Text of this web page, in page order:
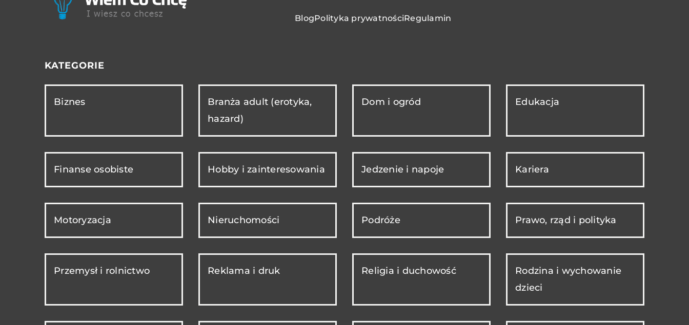
BlogPolityka prywatnościRegulamin
KATEGORIE
Biznes
Branża adult (erotyka,
hazard)
Dom i ogród Edukacja
Finanse osobiste Hobby i zainteresowania Jedzenie i napoje Kariera
Motoryzacja Nieruchomości Podróże Prawo, rząd i polityka
Przemysł i rolnictwo Reklama i druk Religia i duchowość
Rodzina i wychowanie
dzieci